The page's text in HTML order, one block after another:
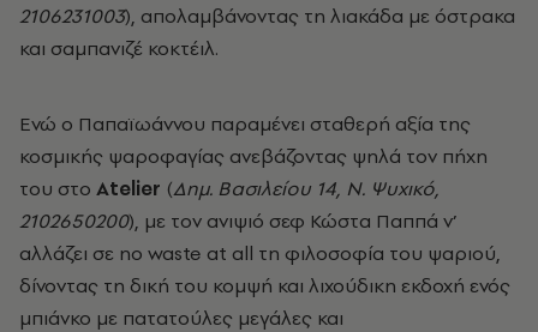
2106231003), απολαμβάνοντας τη λιακάδα με όστρακα
και σαμπανιζέ κοκτέιλ.
Ενώ ο Παπαϊωάννου παραμένει σταθερή αξία της
κοσμικής ψαροφαγίας ανεβάζοντας ψηλά τον πήχη
του στο Atelier (Δημ. Βασιλείου 14, Ν. Ψυχικό,
2102650200), με τον ανιψιό σεφ Κώστα Παππά ν’
αλλάζει σε no waste at all τη φιλοσοφία του ψαριού,
δίνοντας τη δική του κομψή και λιχούδικη εκδοχή ενός
μπιάνκο με πατατούλες μεγάλες και